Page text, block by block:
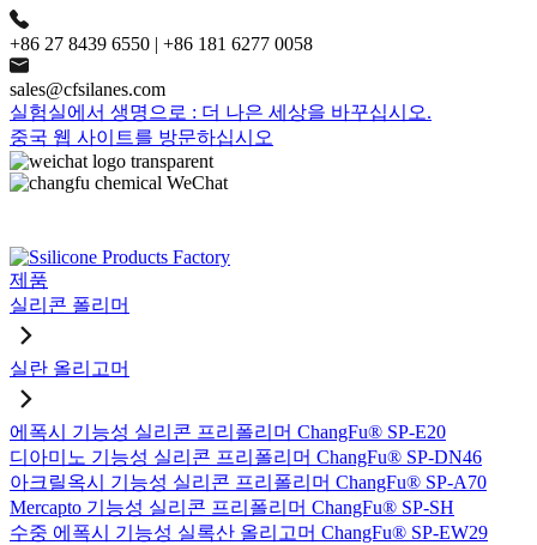
+86 27 8439 6550 | +86 181 6277 0058
sales@cfsilanes.com
실험실에서 생명으로 : 더 나은 세상을 바꾸십시오.
중국 웹 사이트를 방문하십시오
제품
실리콘 폴리머
실란 올리고머
에폭시 기능성 실리콘 프리폴리머 ChangFu® SP-E20
디아미노 기능성 실리콘 프리폴리머 ChangFu® SP-DN46
아크릴옥시 기능성 실리콘 프리폴리머 ChangFu® SP-A70
Mercapto 기능성 실리콘 프리폴리머 ChangFu® SP-SH
수중 에폭시 기능성 실록산 올리고머 ChangFu® SP-EW29